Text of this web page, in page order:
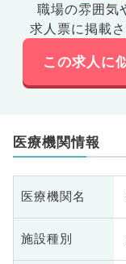
職場の雰囲気
求人票に掲載
この求人に
医療機関情報
医療機関名
施設種別